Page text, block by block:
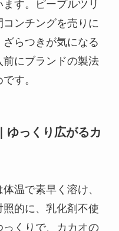
す。ピープルツリ
ンチングを売りに
らつきが気になる
にブランドの製法
す。
ゆっくり広がるカ
温で素早く溶け、
的に、乳化剤不使
くりで、カカオの